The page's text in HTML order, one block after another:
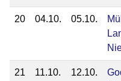
20 04.10. 05.10.
21 11.10. 12.10.